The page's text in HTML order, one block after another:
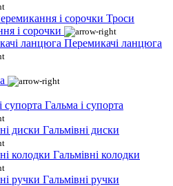
Троси
і сорочки
Перемикачі ланцюга
Гальма і супорта
Гальмівні диски
Гальмівні колодки
Гальмівні ручки